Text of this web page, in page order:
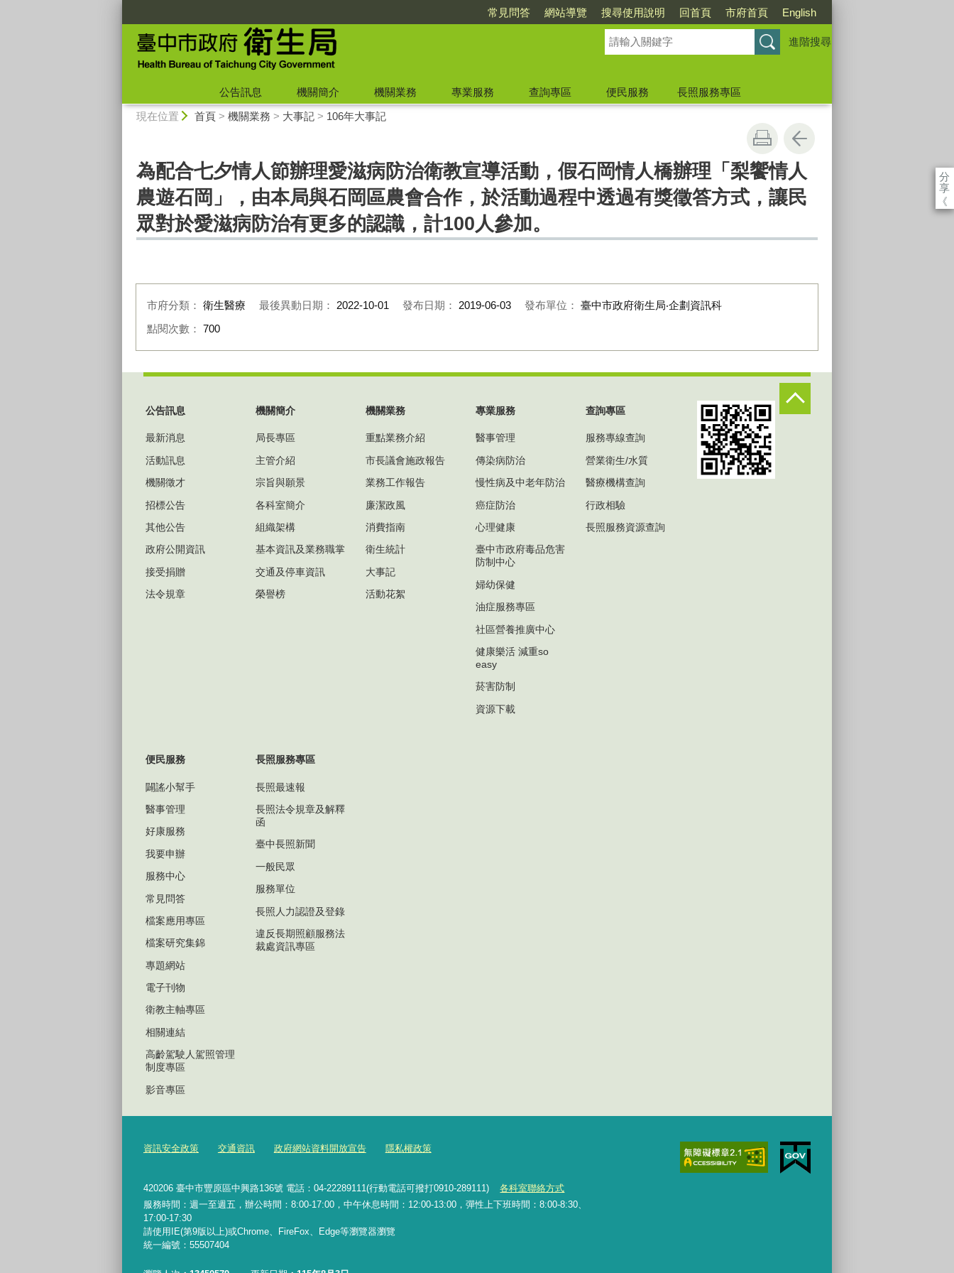
常見問答 網站導覽 搜尋使用說明 回首頁 市府首頁 English
進階搜尋
公告訊息 機關簡介 機關業務 專業服務 查詢專區 便民服務
長照服務專區
現在位置 首頁> 機關業務 > 大事記> 106年大事記
分
享
《
為配合七夕情人節辦理愛滋病防治衛教宣導活動，假石岡情人橋辦理「梨饗情人
農遊石岡」，由本局與石岡區農會合作，於活動過程中透過有獎徵答方式，讓民
眾對於愛滋病防治有更多的認識，計100人參加。
市府分類： 衛生醫療 最後異動日期： 2022-10-01 發布日期： 2019-06-03 發布單位： 臺中市政府衛生局‧企劃資訊科
點閱次數： 700
公告訊息
最新消息
活動訊息
機關徵才
招標公告
其他公告
政府公開資訊
接受捐贈
法令規章
機關簡介
局長專區
主管介紹
宗旨與願景
各科室簡介
組織架構
基本資訊及業務職掌
交通及停車資訊
榮譽榜
機關業務
重點業務介紹
市長議會施政報告
業務工作報告
廉潔政風
消費指南
衛生統計
大事記
活動花絮
專業服務
醫事管理
傳染病防治
慢性病及中老年防治
癌症防治
心理健康
臺中市政府毒品危害
防制中心
婦幼保健
油症服務專區
社區營養推廣中心
健康樂活 減重so
easy
菸害防制
資源下載
查詢專區
服務專線查詢
營業衛生/水質
醫療機構查詢
行政相驗
長照服務資源查詢
便民服務
闢謠小幫手
醫事管理
好康服務
我要申辦
服務中心
常見問答
檔案應用專區
檔案研究集錦
專題網站
電子刊物
衛教主軸專區
相關連結
高齡駕駛人駕照管理
制度專區
影音專區
長照服務專區
長照最速報
長照法令規章及解釋
函
臺中長照新聞
一般民眾
服務單位
長照人力認證及登錄
違反長期照顧服務法
裁處資訊專區
資訊安全政策 交通資訊 政府網站資料開放宣告 隱私權政策
420206 臺中市豐原區中興路136號 電話：04-22289111(行動電話可撥打0910-289111)
各科室聯絡方式
服務時間：週一至週五，辦公時間：8:00-17:00，中午休息時間：12:00-13:00，彈性上下班時間：8:00-8:30、
17:00-17:30
請使用IE(第9版以上)或Chrome、FireFox、Edge等瀏覽器瀏覽
統一編號：55507404